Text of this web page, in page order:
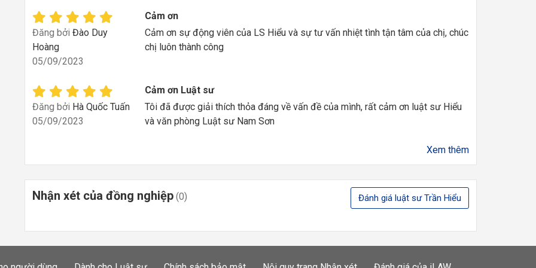
Cảm ơn
Đăng bởi Đào Duy
Hoàng
05/09/2023
Cảm ơn sự động viên của LS Hiểu và sự tư vấn nhiệt tình tận tâm của chị, chúc
chị luôn thành công
Cảm ơn Luật sư
Đăng bởi Hà Quốc Tuấn
05/09/2023
Tôi đã được giải thích thỏa đáng về vấn đề của mình, rất cảm ơn luật sư Hiểu
và văn phòng Luật sư Nam Sơn
Xem thêm
Đánh giá luật sư Trần Hiểu
Nhận xét của đồng nghiệp (0)